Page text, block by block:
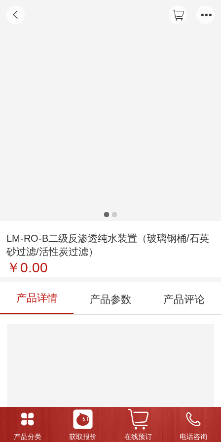
LM-RO-B二级反渗透纯水装置（玻璃钢桶/石英
砂过滤/活性炭过滤）
￥0.00
产品详情 产品参数 产品评论
产品分类 获取报价 在线预订 电话咨询